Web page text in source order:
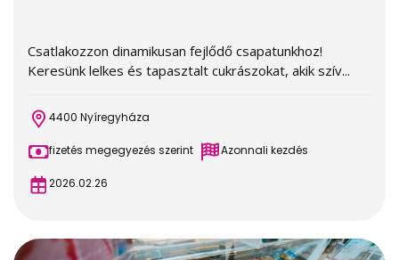
Csatlakozzon dinamikusan fejlődő csapatunkhoz!
Keresünk lelkes és tapasztalt cukrászokat, akik szív...
4400 Nyíregyháza
fizetés megegyezés szerint Azonnali kezdés
2026.02.26